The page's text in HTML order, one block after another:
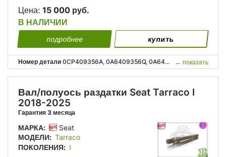
Цена: 15 000 руб.
В НАЛИЧИИ
подробнее купить
Номер детали 0CP409356A, 0A6409356Q, 0A6409351N, 0CP 409 356 A, 0A6 409 356 Q, 0A6 409 351 N; ← показать
Вал/полуось раздатки Seat Tarraco I
2018-2025
Гарантия 3 месяца
МАРКА:
Seat
МОДЕЛИ: Tarraco
ПОКОЛЕНИЯ: I